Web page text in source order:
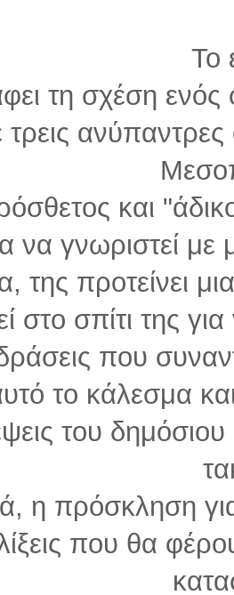
Το
τη σχέση
τρεις
και
να γνωριστεί
της προτείνει
στο σπίτι της
που
το κάλεσμα
του
η πρόσκληση
που θα